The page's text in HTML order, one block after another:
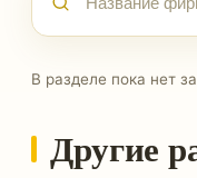
В разделе пока нет
Другие